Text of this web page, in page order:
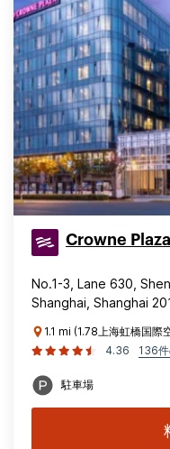
Crowne
No.1-3, Lane 630,
Shanghai, Shanghai
1.1 mi (1.78上海虹橋国際
4.36
136
駐車場